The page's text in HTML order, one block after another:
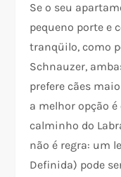
Se o seu
pequeno porte e
tranqüilo, como
Schnauzer,
prefere cães
a melhor opção é
calminho do
não é regra: um
Definida) pode